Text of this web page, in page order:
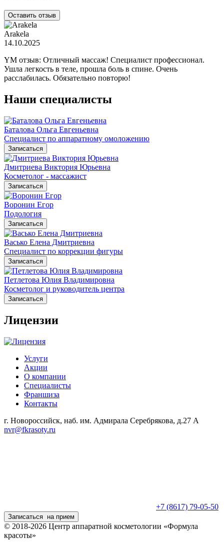
Оставить отзыв
Arakela
14.10.2025
YM отзыв: Отличный массаж! Специалист профессионал.
Ушла легкость в теле, прошла боль в спине. Очень
расслабилась. Обязательно повторю!
Наши специалисты
Баталова Ольга Евгеньевна
Специалист по аппаратному омоложению
Записаться
Дмитриева Виктория Юрьевна
Косметолог - массажист
Записаться
Воронин Егор
Подология
Записаться
Васько Елена Дмитриевна
Специалист по коррекции фигуры
Записаться
Петлетова Юлия Владимировна
Косметолог и руководитель центра
Записаться
Лицензии
Услуги
Акции
О компании
Специалисты
Франшиза
Контакты
г. Новороссийск, наб. им. Адмирала Серебрякова, д.27 А
nvr@fkrasoty.ru
+7 (8617) 79-05-50
Записаться на прием
© 2018-2026 Центр аппаратной косметологии «Формула
красоты»